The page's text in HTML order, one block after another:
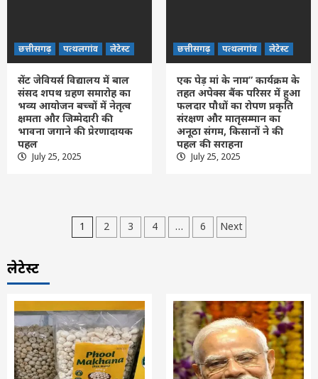
छत्तीसगढ़ पत्थलगांव लेटेस्ट
सेंट जेवियर्स विद्यालय में बाल
संसद शपथ ग्रहण समारोह का
भव्य आयोजन बच्चों में नेतृत्व
क्षमता और जिम्मेदारी की
भावना जगाने की प्रेरणादायक
पहल
July 25, 2025
छत्तीसगढ़ पत्थलगांव लेटेस्ट
एक पेड़ मां के नाम” कार्यक्रम के
तहत अपेक्स बैंक परिसर में हुआ
फलदार पौधों का रोपण प्रकृति
संरक्षण और मातृसम्मान का
अनूठा संगम, किसानों ने की
पहल की सराहना
July 25, 2025
Posts
1 2 3 4 … 6 Next
लेटेस्ट